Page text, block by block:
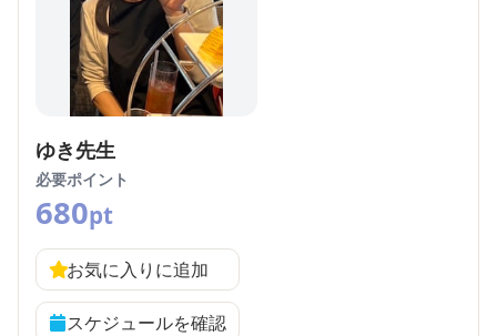
ゆき先生
必要ポイント
680pt
お気に入りに追加
スケジュールを確認